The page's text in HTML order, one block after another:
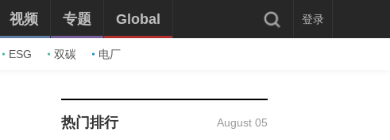
ESG 双碳 电厂
视频 专题 Global 登录
热门排行 August 05